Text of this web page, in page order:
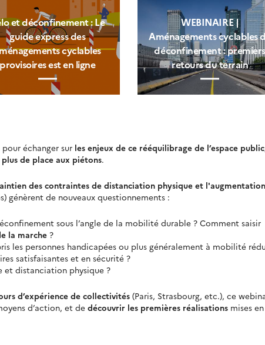
et déconfinement : Le
guide express des
cyclables
provisoires est en ligne
WEBINAIRE |
Aménagements cyclables
déconfinement : premiers
retours du terrain
échanger sur les enjeux de ce rééquilibrage de l’espace public
de place aux piétons.
des contraintes de distanciation physique et l'augmentation
génèrent de nouveaux questionnements :
sous l’angle de la mobilité durable ? Comment saisir
la marche ?
les personnes handicapées ou plus généralement à mobilité
satisfaisantes et en sécurité ?
distanciation physique ?
d’expérience de collectivités (Paris, Strasbourg, etc.), ce
d’action, et de découvrir les premières réalisations mises en